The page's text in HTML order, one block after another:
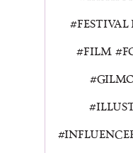
FILM